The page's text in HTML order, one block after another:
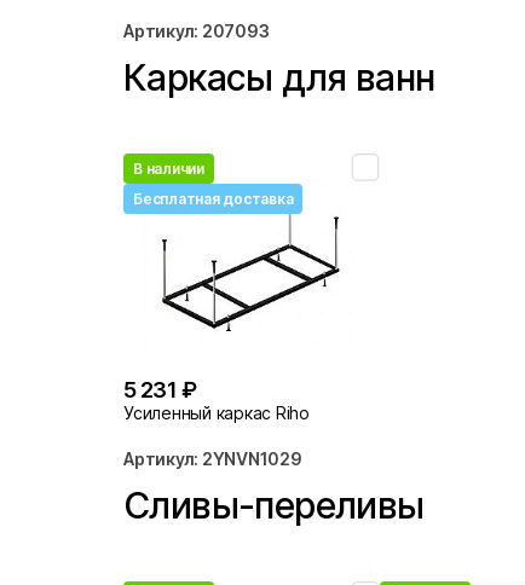
Артикул: 207093
Каркасы для ванн
В наличии
Бесплатная доставка
5 231 ₽
Усиленный каркас Riho
Артикул: 2YNVN1029
Сливы-переливы